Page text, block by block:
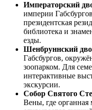
Императорский
империи
президентская
библиотека и
езды.
Шенбруннский
Габсбургов,
зоопарком. Для
интерактивные
экскурсии.
Собор Святого
Вены, где органная